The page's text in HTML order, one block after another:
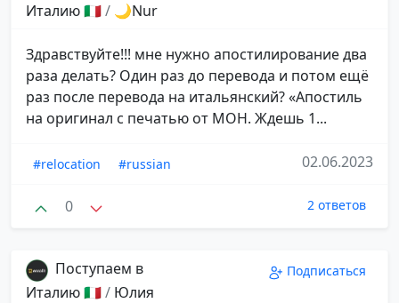
Италию 🇮🇹/ 🌙Nur
Здравствуйте!!! мне нужно апостилирование два
раза делать? Один раз до перевода и потом ещё
раз после перевода на итальянский? «Апостиль
на оригинал с печатью от МОН. Ждешь 1...
#relocation #russian 02.06.2023
0 2 ответов
Поступаем в
Италию 🇮🇹/ Юлия
Подписаться